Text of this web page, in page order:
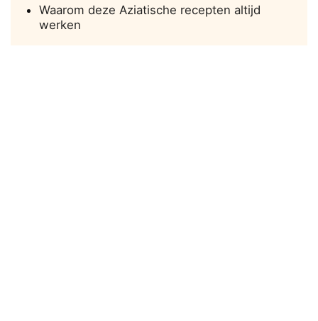
Waarom deze Aziatische recepten altijd
werken